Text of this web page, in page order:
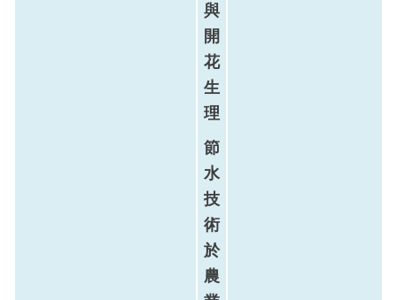
與
開
花
生
理
節
水
技
術
於
農